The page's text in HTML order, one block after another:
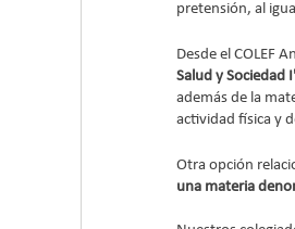
pretensión, al
Desde el COLEF
Salud y Sociedad I'
además de la
actividad física y
Otra opción
una materia